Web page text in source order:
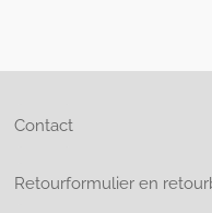
Contact
Retourformulier en